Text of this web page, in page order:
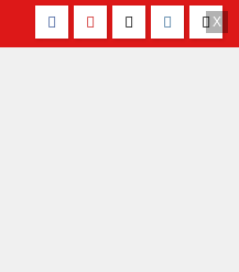
facebookYoutube
X